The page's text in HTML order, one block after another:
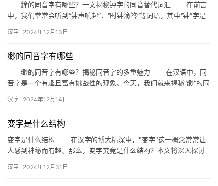
鐘的同音字有哪些？一文揭秘钟字的同音替代词汇 在前言
中，我们常常会听到“钟声响起”、“时钟滴答”等词语，其中“钟”字是
汉字 2024年12月13日
缈的同音字有哪些
缈的同音字有哪些？揭秘同音字的多重魅力 在汉语中，同
音字是一个有趣且富有挑战性的现象。今天，我们就来揭秘“缈”的同
汉字 2024年12月14日
变字是什么结构
变字是什么结构 在汉字的博大精深中，"变字"这一概念常常让
人感到神秘而有趣。那么，变字究竟是什么结构？本文将深入探讨
汉字 2024年12月31日